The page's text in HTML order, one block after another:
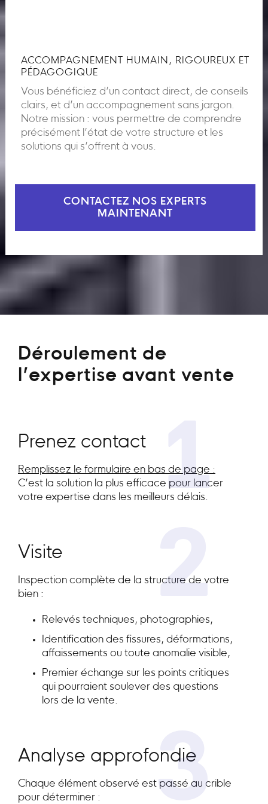
ACCOMPAGNEMENT HUMAIN, RIGOUREUX ET
PÉDAGOGIQUE
Vous bénéficiez d’un contact direct, de conseils
clairs, et d’un accompagnement sans jargon.
Notre mission : vous permettre de comprendre
précisément l’état de votre structure et les
solutions qui s’offrent à vous.
CONTACTEZ NOS EXPERTS
MAINTENANT
Déroulement de
l’expertise avant vente
1
Prenez contact
Remplissez le formulaire en bas de page :
C’est la solution la plus efficace pour lancer
votre expertise dans les meilleurs délais.
2
Visite
Inspection complète de la structure de votre
bien :
Relevés techniques, photographies,
Identification des fissures, déformations,
affaissements ou toute anomalie visible,
Premier échange sur les points critiques
qui pourraient soulever des questions
lors de la vente.
3
Analyse approfondie
Chaque élément observé est passé au crible
pour déterminer :